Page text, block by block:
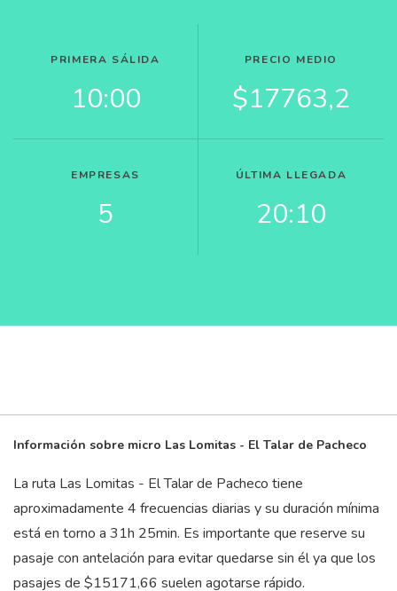
PRIMERA SÁLIDA
10:00
PRECIO MEDIO
$17763,2
EMPRESAS
5
ÚLTIMA LLEGADA
20:10
Información sobre micro Las Lomitas - El Talar de Pacheco
La ruta Las Lomitas - El Talar de Pacheco tiene
aproximadamente 4 frecuencias diarias y su duración mínima
está en torno a 31h 25min. Es importante que reserve su
pasaje con antelación para evitar quedarse sin él ya que los
pasajes de $15171,66 suelen agotarse rápido.